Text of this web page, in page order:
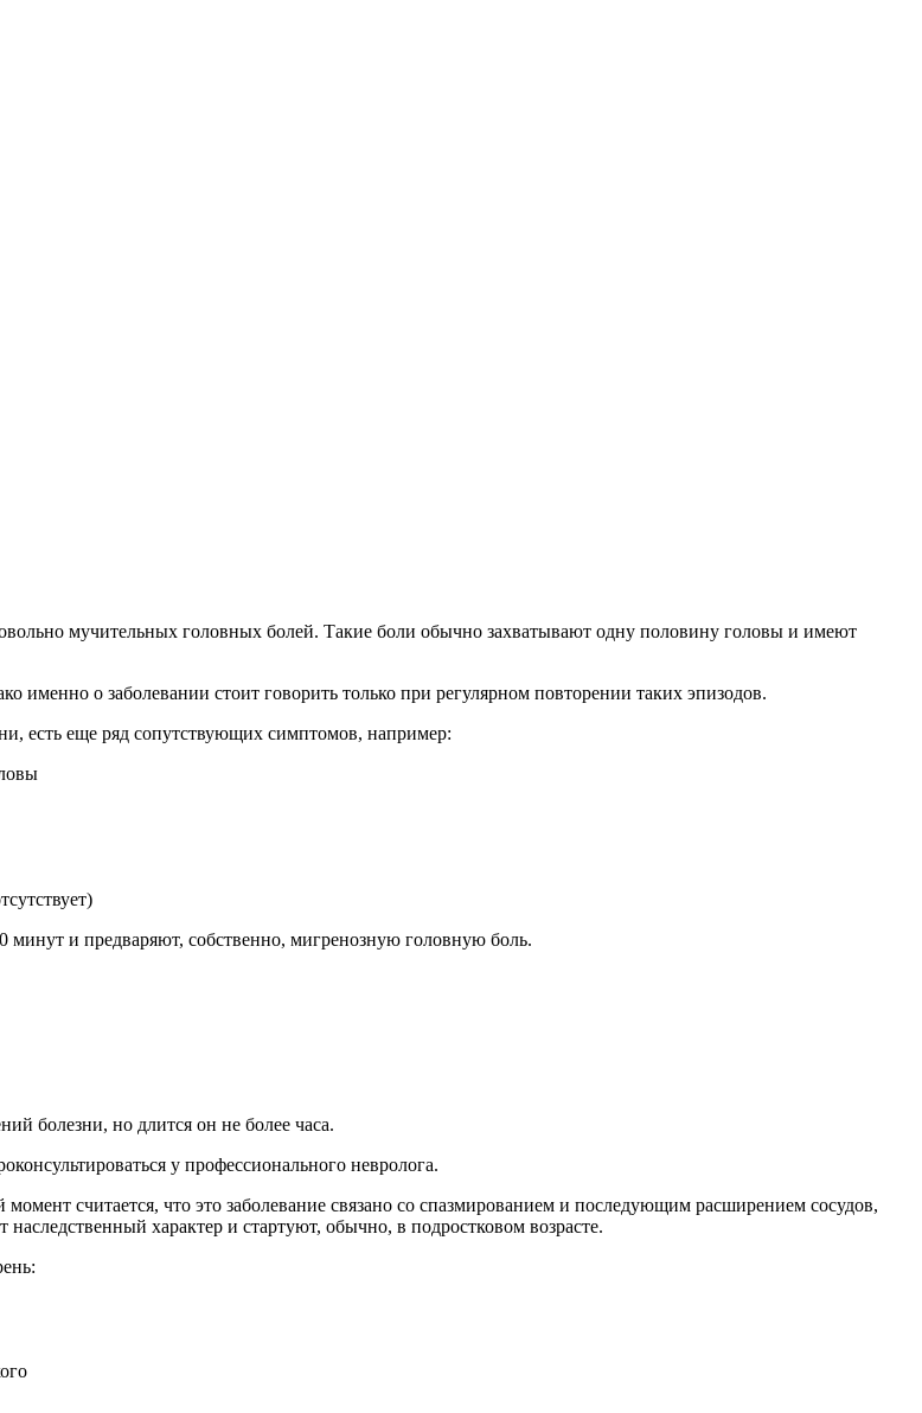
мучительных головных болей. Такие боли обычно захватывают одну половину головы и имеют
о заболевании стоит говорить только при регулярном повторении таких эпизодов.
есть еще ряд сопутствующих симптомов, например:
минут и предваряют, собственно, мигренозную головную боль.
болезни, но длится он не более часа.
у профессионального невролога.
считается, что это заболевание связано со спазмированием и последующим расширением сосудов,
характер и стартуют, обычно, в подростковом возрасте.